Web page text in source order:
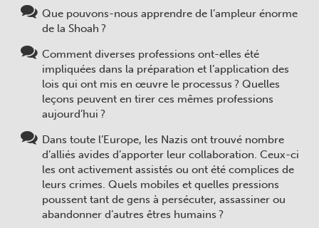
Que pouvons-nous apprendre de l’ampleur énorme
de la Shoah ?
Comment diverses professions ont-elles été
impliquées dans la préparation et l’application des
lois qui ont mis en œuvre le processus ? Quelles
leçons peuvent en tirer ces mêmes professions
aujourd’hui ?
Dans toute l’Europe, les Nazis ont trouvé nombre
d’alliés avides d’apporter leur collaboration. Ceux-ci
les ont activement assistés ou ont été complices de
leurs crimes. Quels mobiles et quelles pressions
poussent tant de gens à persécuter, assassiner ou
abandonner d’autres êtres humains ?